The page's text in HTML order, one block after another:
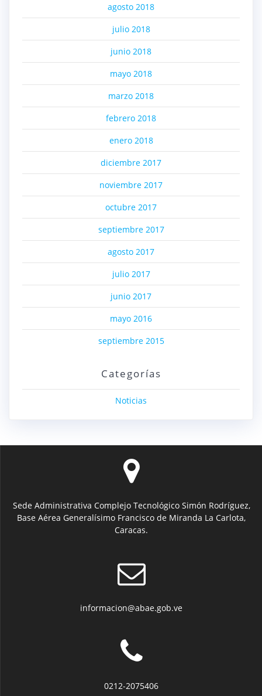
agosto 2018
julio 2018
junio 2018
mayo 2018
marzo 2018
febrero 2018
enero 2018
diciembre 2017
noviembre 2017
octubre 2017
septiembre 2017
agosto 2017
julio 2017
junio 2017
mayo 2016
septiembre 2015
Categorías
Noticias
Sede Administrativa Complejo Tecnológico Simón Rodríguez,
Base Aérea Generalísimo Francisco de Miranda La Carlota,
Caracas.
informacion@abae.gob.ve
0212-2075406